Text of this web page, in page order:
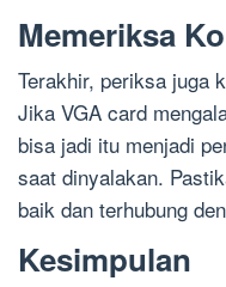
Memeriksa
Terakhir, periksa juga
Jika VGA card
bisa jadi itu menjadi
saat dinyalakan.
baik dan terhubung
Kesimpulan